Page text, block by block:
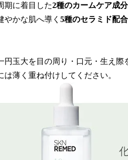
期に着目した2種のカームケア成
やかな肌へ導く 5種のセラミド配
玉大を目の周り・口元・生え際
薄く重ね付けしてください。